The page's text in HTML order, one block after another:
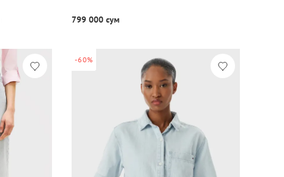
799 000 сум
-60%